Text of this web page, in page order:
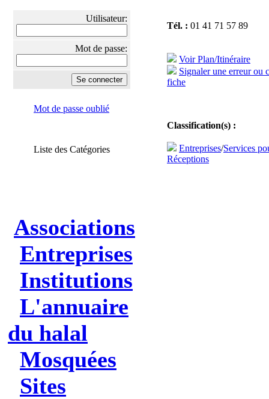
Utilisateur:
Mot de passe:
Mot de passe oublié
Liste des Catégories
Associations
Entreprises
Institutions
L'annuaire
du halal
Mosquées
Sites
Tél. : 01 41 71 57 89
Voir Plan/Itinéraire
Signaler une erreur ou
fiche
Classification(s) :
Entreprises/Services
Réceptions